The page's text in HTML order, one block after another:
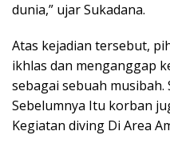
dunia,” ujar Sukadana.
Atas kejadian tersebut,
ikhlas dan menganggap
sebagai sebuah musibah.
Sebelumnya Itu korban
Kegiatan diving Di Area